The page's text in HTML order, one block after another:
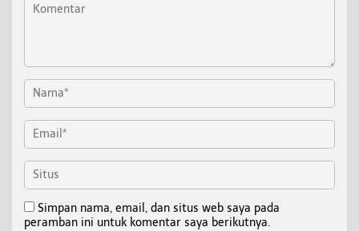
Simpan nama, email, dan situs web saya pada
peramban ini untuk komentar saya berikutnya.